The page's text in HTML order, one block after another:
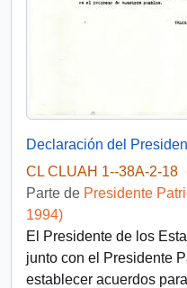
Declaración del
CL CLUAH 1--38A-2-18
Parte de Presidente
1994)
El Presidente de los
junto con el Presidente
establecer acuerdos